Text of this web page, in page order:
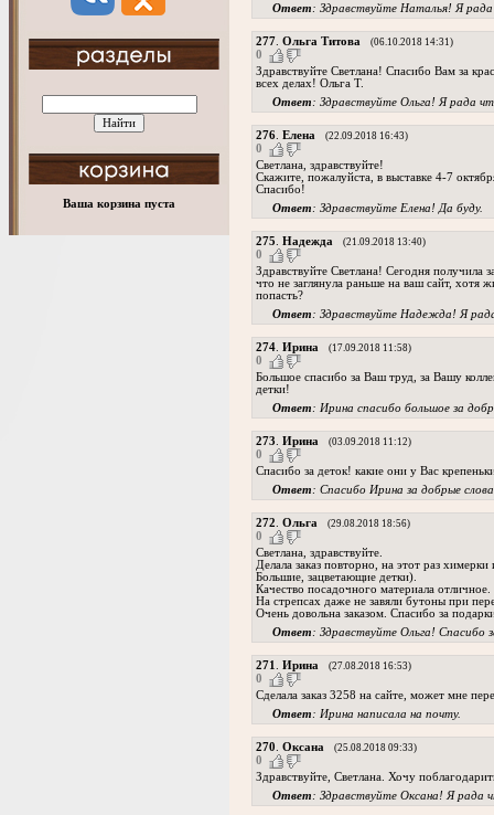
Ваша корзина пуста
Ответ: Здравствуйте Наталья! Я
277 Ольга Титова (06.10.2018 14:31)
0
Здравствуйте Светлана! Спасибо Вам за
всех делах! Ольга Т.
Ответ: Здравствуйте Ольга! Я рада
276 Елена (22.09.2018 16:43)
0
Светлана, здравствуйте!
Скажите, пожалуйста, в выставке 4-7
Спасибо!
Ответ: Здравствуйте Елена! Да буду.
275 Надежда (21.09.2018 13:40)
0
Здравствуйте Светлана! Сегодня получила
что не заглянула раньше на ваш сайт, хотя
попасть?
Ответ: Здравствуйте Надежда! Я
274 Ирина (17.09.2018 11:58)
0
Большое спасибо за Ваш труд, за Вашу
детки!
Ответ: Ирина спасибо большое за
273 Ирина (03.09.2018 11:12)
0
Спасибо за деток! какие они у Вас
Ответ: Спасибо Ирина за добрые
272 Ольга (29.08.2018 18:56)
0
Светлана, здравствуйте.
Делала заказ повторно, на этот раз химерки
Большие, зацветающие детки).
Качество посадочного материала отличное.
На стрепсах даже не завяли бутоны при
Очень довольна заказом. Спасибо за
Ответ: Здравствуйте Ольга! Спасибо
271 Ирина (27.08.2018 16:53)
0
Сделала заказ 3258 на сайте, может мне
Ответ: Ирина написала на почту.
270 Оксана (25.08.2018 09:33)
0
Здравствуйте, Светлана. Хочу
Ответ: Здравствуйте Оксана! Я рада